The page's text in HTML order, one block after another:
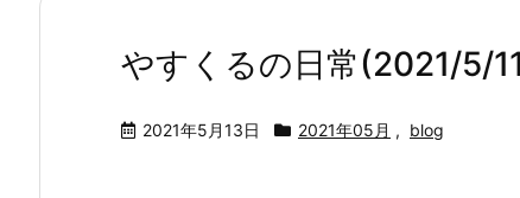
やすくるの日常(2021/5/
2021年5月13日 2021年05月 , blog